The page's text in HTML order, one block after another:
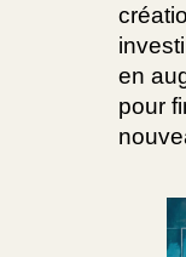
en
pour